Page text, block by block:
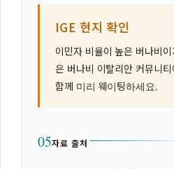
IGE 현지 확인
이민자 비율이 높은 버나비
은 버나비 이탈리안 커뮤니
함께 미리 웨이팅하세요.
05자료 출처